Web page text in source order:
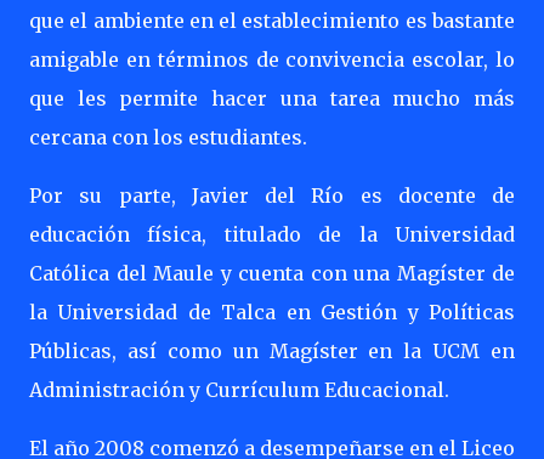
que el ambiente en el establecimiento es bastante
amigable en términos de convivencia escolar, lo
que les permite hacer una tarea mucho más
cercana con los estudiantes.
Por su parte, Javier del Río es docente de
educación física, titulado de la Universidad
Católica del Maule y cuenta con una Magíster de
la Universidad de Talca en Gestión y Políticas
Públicas, así como un Magíster en la UCM en
Administración y Currículum Educacional.
El año 2008 comenzó a desempeñarse en el Liceo